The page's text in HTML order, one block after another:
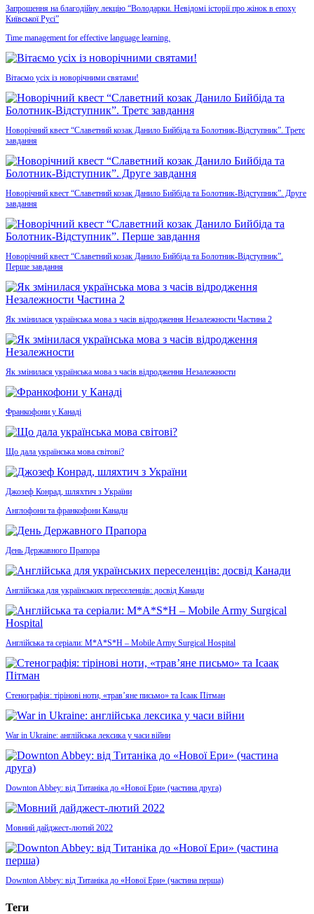
Запрошення на благодійну лекцію “Володарки. Невідомі історії про жінок в епоху
Київської Русі”
Time management for effective language learning.
Вітаємо усіх із новорічними святами!
Новорічний квест “Славетний козак Данило Бийбіда та Болотник-Відступник”. Третє
завдання
Новорічний квест “Славетний козак Данило Бийбіда та Болотник-Відступник”. Друге
завдання
Новорічний квест “Славетний козак Данило Бийбіда та Болотник-Відступник”.
Перше завдання
Як змінилася українська мова з часів відродження Незалежности Частина 2
Як змінилася українська мова з часів відродження Незалежности
Франкофони у Канаді
Що дала українська мова світові?
Джозеф Конрад, шляхтич з України
Англофони та франкофони Канади
День Державного Прапора
Англійська для українських переселенців: досвід Канади
Англійська та серіали: M*A*S*H – Mobile Army Surgical Hospital
Стенографія: тірінові ноти, «трав’яне письмо» та Ісаак Пітман
War in Ukraine: англійська лексика у часи війни
Downton Abbey: від Титаніка до «Нової Ери» (частина друга)
Мовний дайджест-лютий 2022
Downton Abbey: від Титаніка до «Нової Ери» (частина перша)
Теги